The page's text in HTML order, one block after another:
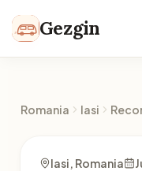
Gezgin
Romania Iasi
Iasi, Romania